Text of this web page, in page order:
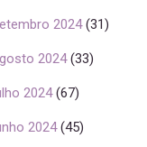
2024(31)
2024(33)
2024(67)
2024(45)